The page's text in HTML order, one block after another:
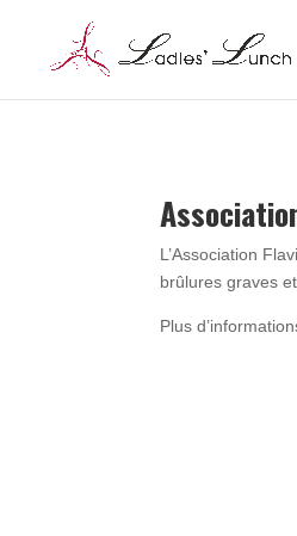
L’Association
brûlures graves
Plus